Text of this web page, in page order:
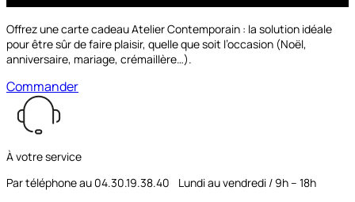
Offrez une carte cadeau Atelier Contemporain : la solution idéale
pour être sûr de faire plaisir, quelle que soit l’occasion (Noël,
anniversaire, mariage, crémaillère…).
Commander
À votre service
Par téléphone au 04.30.19.38.40 Lundi au vendredi / 9h – 18h